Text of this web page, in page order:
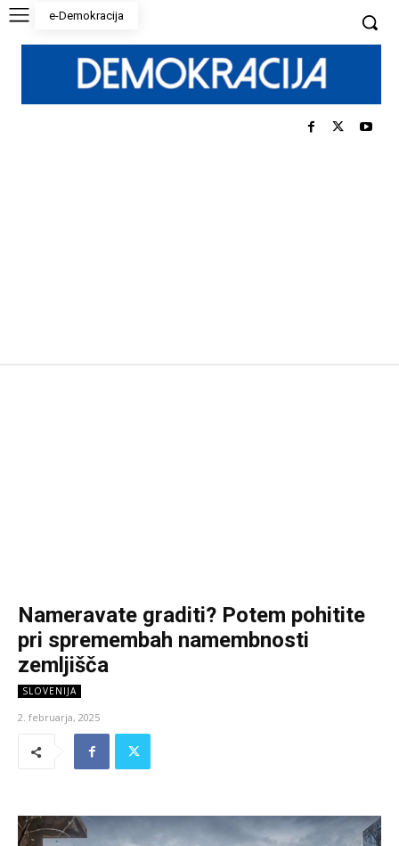
e-Demokracija
Nameravate graditi? Potem pohitite
pri spremembah namembnosti
zemljišča
SLOVENIJA
2. februarja, 2025